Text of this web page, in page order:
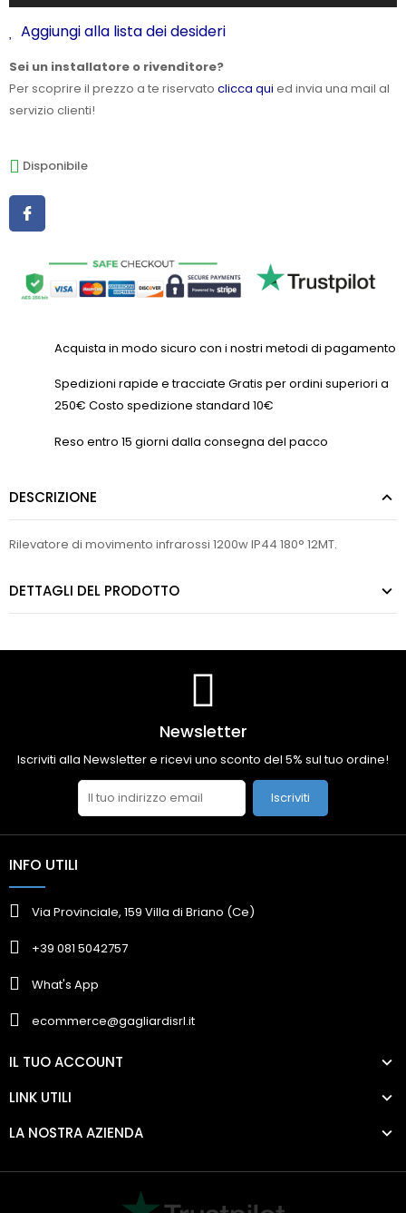
Aggiungi alla lista dei desideri
Sei un installatore o rivenditore?
Per scoprire il prezzo a te riservato clicca qui ed invia una mail al
servizio clienti!
Disponibile
Acquista in modo sicuro con i nostri metodi di pagamento
Spedizioni rapide e tracciate Gratis per ordini superiori a
250€ Costo spedizione standard 10€
Reso entro 15 giorni dalla consegna del pacco
DESCRIZIONE
Rilevatore di movimento infrarossi 1200w IP44 180° 12MT.
DETTAGLI DEL PRODOTTO
Newsletter
Iscriviti alla Newsletter e ricevi uno sconto del 5% sul tuo ordine!
Iscriviti
INFO UTILI
Via Provinciale, 159 Villa di Briano (Ce)
+39 081 5042757
What's App
ecommerce@gagliardisrl.it
IL TUO ACCOUNT
LINK UTILI
LA NOSTRA AZIENDA